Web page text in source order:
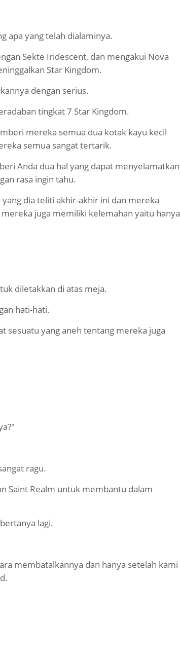
apa yang telah dialaminya.
Sekte Iridescent, dan mengakui Nova
Star Kingdom.
dengan serius.
tingkat 7 Star Kingdom.
mereka semua dua kotak kayu kecil
semua sangat tertarik.
Anda dua hal yang dapat menyelamatkan
rasa ingin tahu.
dia teliti akhir-akhir ini dan mereka
juga memiliki kelemahan yaitu hanya
diletakkan di atas meja.
hati-hati.
sesuatu yang aneh tentang mereka juga
ragu.
Saint Realm untuk membantu dalam
lagi.
membatalkannya dan hanya setelah kami